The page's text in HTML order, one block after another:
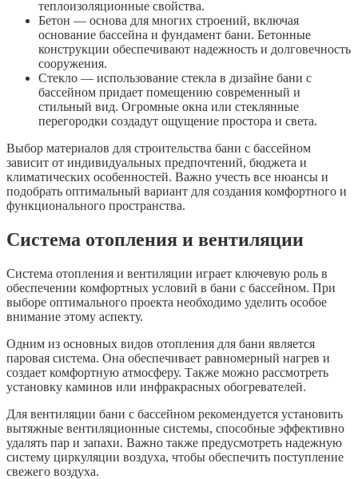
теплоизоляционные свойства.
Бетон — основа для многих строений, включая
основание бассейна и фундамент бани. Бетонные
конструкции обеспечивают надежность и долговечность
сооружения.
Стекло — использование стекла в дизайне бани с
бассейном придает помещению современный и
стильный вид. Огромные окна или стеклянные
перегородки создадут ощущение простора и света.
Выбор материалов для строительства бани с бассейном
зависит от индивидуальных предпочтений, бюджета и
климатических особенностей. Важно учесть все нюансы и
подобрать оптимальный вариант для создания комфортного и
функционального пространства.
Система отопления и вентиляции
Система отопления и вентиляции играет ключевую роль в
обеспечении комфортных условий в бани с бассейном. При
выборе оптимального проекта необходимо уделить особое
внимание этому аспекту.
Одним из основных видов отопления для бани является
паровая система. Она обеспечивает равномерный нагрев и
создает комфортную атмосферу. Также можно рассмотреть
установку каминов или инфракрасных обогревателей.
Для вентиляции бани с бассейном рекомендуется установить
вытяжные вентиляционные системы, способные эффективно
удалять пар и запахи. Важно также предусмотреть надежную
систему циркуляции воздуха, чтобы обеспечить поступление
свежего воздуха.